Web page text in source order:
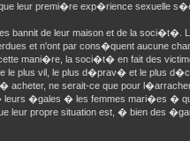
leur premi�re exp�rience sexuelle
bannit de leur maison et de la soci�t�.
et n'ont par cons�quent aucune
mani�re, la soci�t� en fait des
le plus vil, le plus d�prav� et le plus
acheter, ne serait-ce que pour
leurs �gales � les femmes mari�es �
leur propre situation est, � bien des